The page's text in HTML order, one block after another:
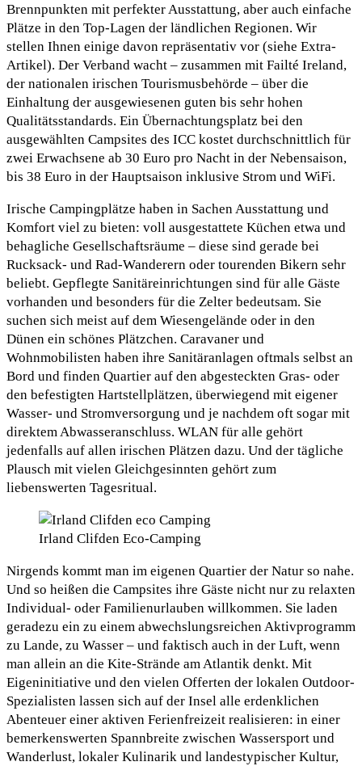
Brennpunkten mit perfekter Ausstattung, aber auch einfache
Plätze in den Top-Lagen der ländlichen Regionen. Wir
stellen Ihnen einige davon repräsentativ vor (siehe Extra-
Artikel). Der Verband wacht – zusammen mit Failté Ireland,
der nationalen irischen Tourismusbehörde – über die
Einhaltung der ausgewiesenen guten bis sehr hohen
Qualitätsstandards. Ein Übernachtungsplatz bei den
ausgewählten Campsites des ICC kostet durchschnittlich für
zwei Erwachsene ab 30 Euro pro Nacht in der Nebensaison,
bis 38 Euro in der Hauptsaison inklusive Strom und WiFi.
Irische Campingplätze haben in Sachen Ausstattung und
Komfort viel zu bieten: voll ausgestattete Küchen etwa und
behagliche Gesellschaftsräume – diese sind gerade bei
Rucksack- und Rad-Wanderern oder tourenden Bikern sehr
beliebt. Gepflegte Sanitäreinrichtungen sind für alle Gäste
vorhanden und besonders für die Zelter bedeutsam. Sie
suchen sich meist auf dem Wiesengelände oder in den
Dünen ein schönes Plätzchen. Caravaner und
Wohnmobilisten haben ihre Sanitäranlagen oftmals selbst an
Bord und finden Quartier auf den abgesteckten Gras- oder
den befestigten Hartstellplätzen, überwiegend mit eigener
Wasser- und Stromversorgung und je nachdem oft sogar mit
direktem Abwasseranschluss. WLAN für alle gehört
jedenfalls auf allen irischen Plätzen dazu. Und der tägliche
Plausch mit vielen Gleichgesinnten gehört zum
liebenswerten Tagesritual.
Irland Clifden Eco-Camping
Nirgends kommt man im eigenen Quartier der Natur so nahe.
Und so heißen die Campsites ihre Gäste nicht nur zu relaxten
Individual- oder Familienurlauben willkommen. Sie laden
geradezu ein zu einem abwechslungsreichen Aktivprogramm
zu Lande, zu Wasser – und faktisch auch in der Luft, wenn
man allein an die Kite-Strände am Atlantik denkt. Mit
Eigeninitiative und den vielen Offerten der lokalen Outdoor-
Spezialisten lassen sich auf der Insel alle erdenklichen
Abenteuer einer aktiven Ferienfreizeit realisieren: in einer
bemerkenswerten Spannbreite zwischen Wassersport und
Wanderlust, lokaler Kulinarik und landestypischer Kultur,